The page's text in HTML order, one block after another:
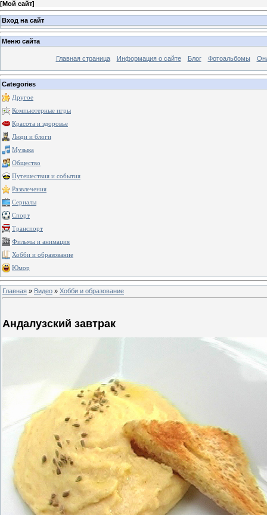
[Мой сайт]
Вход на сайт
Меню сайта
Главная страница Информация о сайте Блог Фотоальбомы
Categories
Другое
Компьютерные игры
Красота и здоровье
Люди и блоги
Музыка
Общество
Путешествия и события
Развлечения
Сериалы
Спорт
Транспорт
Фильмы и анимация
Хобби и образование
Юмор
Главная » Видео » Хобби и образование
Андалузский завтрак